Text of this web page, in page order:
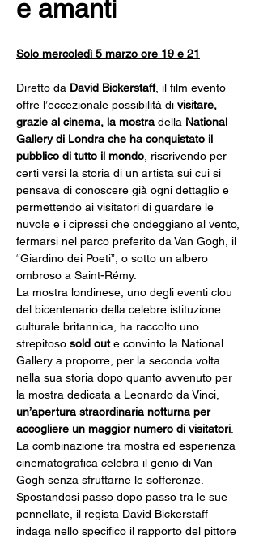
e amanti
Solo mercoledì 5 marzo ore 19 e 21
Diretto da David Bickerstaff, il film evento
offre l’eccezionale possibilità di visitare,
grazie al cinema, la mostra della National
Gallery di Londra che ha conquistato il
pubblico di tutto il mondo , riscrivendo per
certi versi la storia di un artista sui cui si
pensava di conoscere già ogni dettaglio e
permettendo ai visitatori di guardare le
nuvole e i cipressi che ondeggiano al vento,
fermarsi nel parco preferito da Van Gogh, il
“Giardino dei Poeti”, o sotto un albero
ombroso a Saint-Rémy.
La mostra londinese, uno degli eventi clou
del bicentenario della celebre istituzione
culturale britannica, ha raccolto uno
strepitoso sold out e convinto la National
Gallery a proporre, per la seconda volta
nella sua storia dopo quanto avvenuto per
la mostra dedicata a Leonardo da Vinci,
un’apertura straordinaria notturna per
accogliere un maggior numero di visitatori
La combinazione tra mostra ed esperienza
cinematografica celebra il genio di Van
Gogh senza sfruttarne le sofferenze.
Spostandosi passo dopo passo tra le sue
pennellate, il regista David Bickerstaff
indaga nello specifico il rapporto del pittore